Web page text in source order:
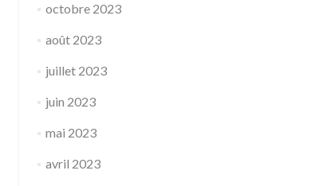
octobre 2023
août 2023
juillet 2023
juin 2023
mai 2023
avril 2023